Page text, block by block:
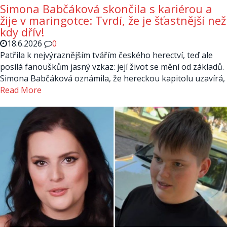
Simona Babčáková skončila s kariérou a
žije v maringotce: Tvrdí, že je šťastnější než
kdy dřív!
18.6.2026
0
Patřila k nejvýraznějším tvářím českého herectví, teď ale
posílá fanouškům jasný vzkaz: její život se mění od základů.
Simona Babčáková oznámila, že hereckou kapitolu uzavírá,
Read More